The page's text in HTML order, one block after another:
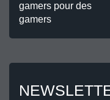
gamers pour des
gamers